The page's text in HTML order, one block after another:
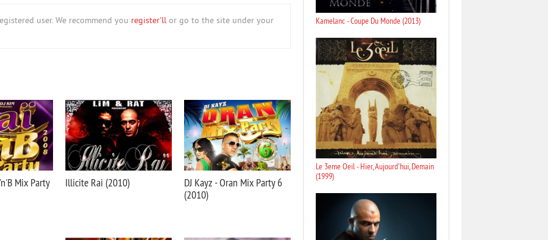
user. We recommend you register'll or go to the site under your
Mix Party
Illicite Rai (2010)
DJ Kayz - Oran Mix Party 6
(2010)
Kamelanc - Coupe Du Monde (2013)
Le 3eme Oeil - Hier, Aujourd'hui, Demain
(1999)